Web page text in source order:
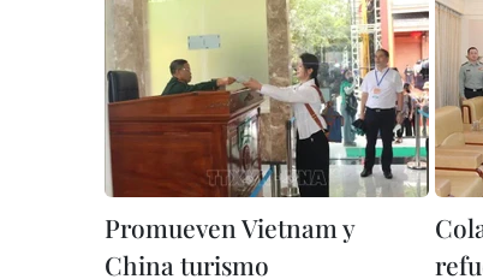
Promueven Vietnam y
China turismo